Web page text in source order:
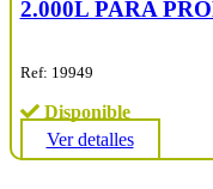
2.000L PARA
Ref: 19949
Disponible
Ver detalles